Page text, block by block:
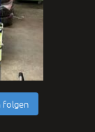
folgen